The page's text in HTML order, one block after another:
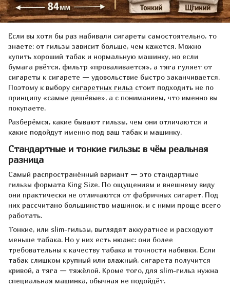
Если вы хотя бы раз набивали сигареты самостоятельно, то
знаете: от гильзы зависит больше, чем кажется. Можно
купить хороший табак и нормальную машинку, но если
бумага рвётся, фильтр «проваливается», а тяга гуляет от
сигареты к сигарете — удовольствие быстро заканчивается.
Поэтому к выбору сигаретных гильз стоит подходить не по
принципу «самые дешёвые», а с пониманием, что именно вы
покупаете.
Разберёмся, какие бывают гильзы, чем они отличаются и
какие подойдут именно под ваш табак и машинку.
Стандартные и тонкие гильзы: в чём реальная
разница
Самый распространённый вариант — это стандартные
гильзы формата King Size. По ощущениям и внешнему виду
они практически не отличаются от фабричных сигарет. Под
них рассчитано большинство машинок, и с ними проще всего
работать.
Тонкие, или slim-гильзы, выглядят аккуратнее и расходуют
меньше табака. Но у них есть нюанс: они более
требовательны к качеству табака и точности набивки. Если
табак слишком крупный или влажный, сигарета получится
кривой, а тяга — тяжёлой. Кроме того, для slim-гильз нужна
специальная машинка, обычная не подойдёт.